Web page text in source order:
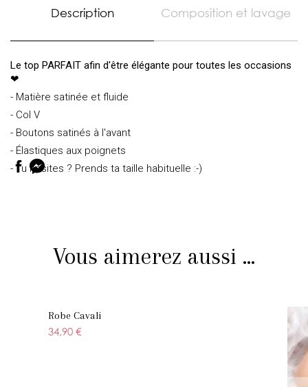
Description Composition et lavage
Le top PARFAIT afin d'être élégante pour toutes les occasions
❤
- Matière satinée et fluide
- Col V
- Boutons satinés à l'avant
- Élastiques aux poignets
- Tu hésites ? Prends ta taille habituelle :-)
Vous aimerez aussi ...
Robe Cavali
34,90 €